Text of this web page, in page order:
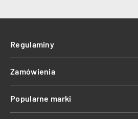
Regulaminy
Zamówienia
Popularne marki